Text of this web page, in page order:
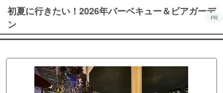
初夏に行きたい！2026年バーベキュー＆ビアガーデ
ン
PR